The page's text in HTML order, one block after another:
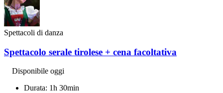
Spettacoli di danza
Spettacolo serale tirolese + cena facoltativa
Disponibile oggi
Durata: 1h 30min